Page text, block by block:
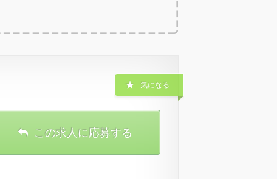
気になる
この求人に応募する